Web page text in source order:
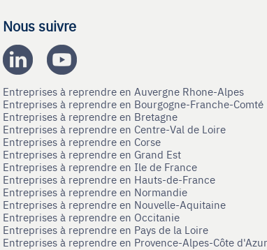
Nous suivre
Entreprises à reprendre en Auvergne Rhone-Alpes
Entreprises à reprendre en Bourgogne-Franche-Comté
Entreprises à reprendre en Bretagne
Entreprises à reprendre en Centre-Val de Loire
Entreprises à reprendre en Corse
Entreprises à reprendre en Grand Est
Entreprises à reprendre en Ile de France
Entreprises à reprendre en Hauts-de-France
Entreprises à reprendre en Normandie
Entreprises à reprendre en Nouvelle-Aquitaine
Entreprises à reprendre en Occitanie
Entreprises à reprendre en Pays de la Loire
Entreprises à reprendre en Provence-Alpes-Côte d'Azur